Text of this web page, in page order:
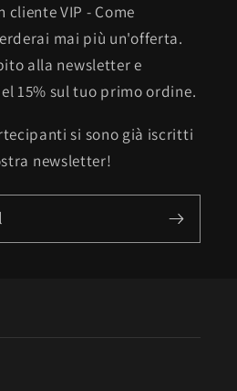
cliente VIP - Come
mai più un'offerta.
alla newsletter e
15% sul tuo primo ordine.
si sono già iscritti
newsletter!